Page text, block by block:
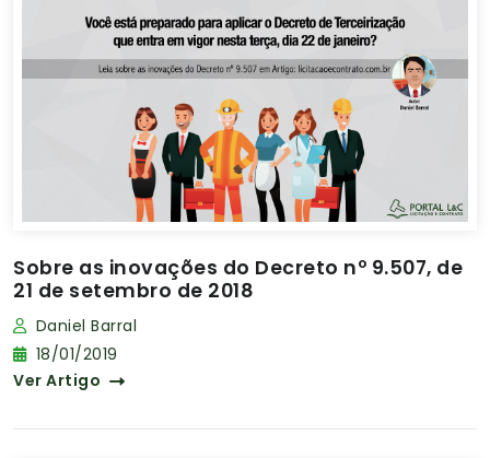
Sobre as inovações do Decreto nº 9.507, de
21 de setembro de 2018
Daniel Barral
18/01/2019
Ver Artigo